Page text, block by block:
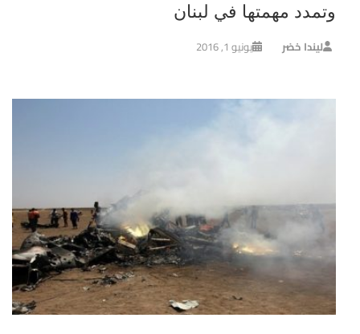
وتمدد مهمتها في لبنان
ليندا خضر يونيو 1, 2016